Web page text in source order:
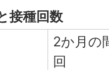
接種回数
2か月の
回